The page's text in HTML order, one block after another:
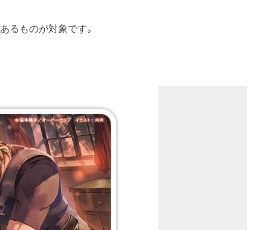
るものが対象です。